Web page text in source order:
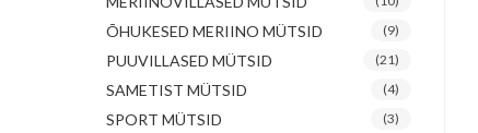
ÕHUKESED MERIINO MÜTSID (9)
PUUVILLASED MÜTSID (21)
SAMETIST MÜTSID (4)
SPORT MÜTSID (3)